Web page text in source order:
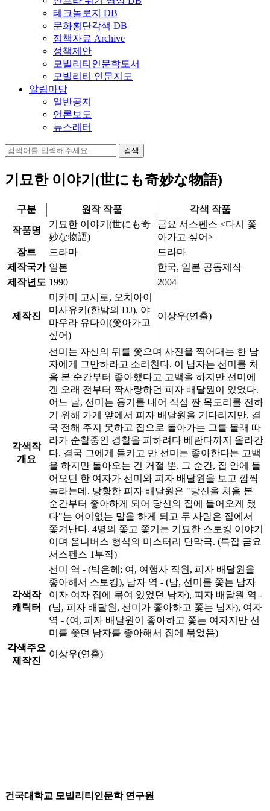
테크놀로지 DB
문화횡단각색 DB
정책자료 Archive
정책제안
모빌리티인문학도서
모빌리티 인문지도
알림마당
일반공지
언론보도
뉴스레터
검
기묘한 이야기(世にも奇妙な物語)
구분 원작 작품 각색 작품
작품명
기묘한 이야기(世にも奇
妙な物語)
금요 서스펜스 <다시 쫓
아가고 싶어>
장르
드라마
드라마
제작국가 일본
한국, 일본 공동제작
제작년도 1990 2004
제작진
미카미 고시로, 오치아이
마사유키(한밤의 DJ), 야
마우라 유다이(쫓아가고
싶어)
이상우(연출)
각색작
개요
선미는 자신의 뒤를 쫓으며 사진을 찍어대는 한 남
자에게 그만하라고 소리친다. 이 남자는 선미를 처
음 본 순간부터 좋아했다고 고백을 하지만 선미에
겐 오래 전부터 짝사랑하던 피자 배달원이 있었다.
어느 날, 선미는 용기를 내어 직접 짠 목도리를 전하
기 위해 가게 앞에서 피자 배달원을 기다리지만, 결
국 전해 주지 못하고 집으로 돌아가는 그를 몰래 따
라가 순찰중인 경찰을 피하려다 베란다까지 올라간
다. 결국 그에게 들키고 만 선미는 좋아한다는 고백
을 하지만 돌아오는 건 거절 뿐. 그 순간, 집 안에 들
어오던 한 여자가 선미와 피자 배달원을 보고 깜짝
놀라는데, 당황한 피자 배달원은 "당신을 처음 본
순간부터 좋아하게 되어 당신의 집에 들어오게 됐
다"는 어이없는 말을 하게 되고 두 사람은 집에서
쫓겨난다. 4명의 쫓고 쫓기는 기묘한 스토킹 이야기
이며 옴니버스 형식의 미스터리 단막극. (특집 금요
서스펜스 1부작)
각색작
캐릭터
선미 역 - (박은혜: 여, 여행사 직원, 피자 배달원을
좋아해서 스토킹), 남자 역 - (남, 선미를 쫓는 남자
이자 여자 집에 묶여 있었던 남자), 피자 배달원 역 -
(남, 피자 배달원, 선미가 좋아하고 쫓는 남자), 여자
역 - (여, 피자 배달원이 좋아하고 쫓는 여자지만 선
미를 쫓던 남자를 좋아해서 집에 묶었음)
각색주요
제작진
이상우(연출)
건국대학교 모빌리티인문학 연구원